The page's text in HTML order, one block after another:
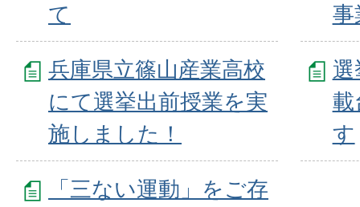
て
事
兵庫県立篠山産業高校
にて選挙出前授業を実
施しました！
載
す
「三ない運動」をご存